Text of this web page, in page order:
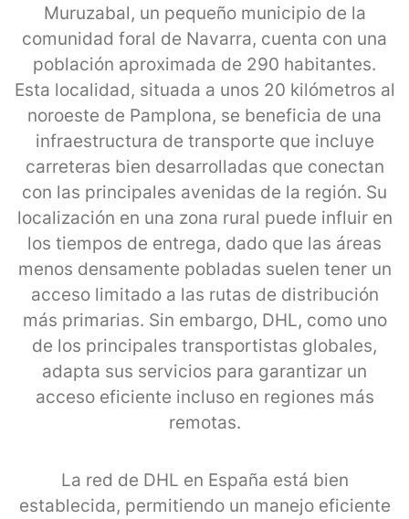
Muruzabal, un pequeño municipio de la
comunidad foral de Navarra, cuenta con una
población aproximada de 290 habitantes.
Esta localidad, situada a unos 20 kilómetros al
noroeste de Pamplona, se beneficia de una
infraestructura de transporte que incluye
carreteras bien desarrolladas que conectan
con las principales avenidas de la región. Su
localización en una zona rural puede influir en
los tiempos de entrega, dado que las áreas
menos densamente pobladas suelen tener un
acceso limitado a las rutas de distribución
más primarias. Sin embargo, DHL, como uno
de los principales transportistas globales,
adapta sus servicios para garantizar un
acceso eficiente incluso en regiones más
remotas.
La red de DHL en España está bien
establecida, permitiendo un manejo eficiente